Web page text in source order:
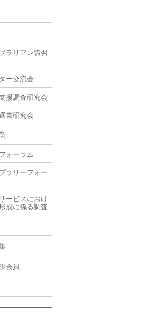
ラリアン講習
ー交流会
援調査研究会
書研究会
ォーラム
ラリーフォー
ービスにおけ
成に係る調査
会員